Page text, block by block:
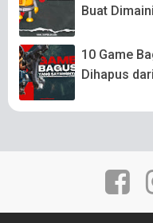
Buat
10 Game
Dihapus